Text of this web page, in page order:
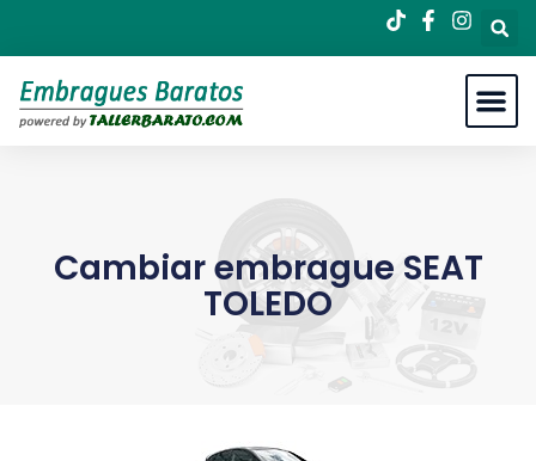
Cambiar embrague SEAT
TOLEDO